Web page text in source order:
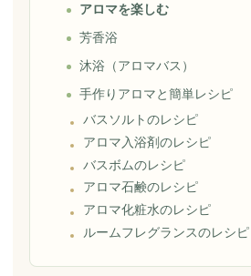
アロマを楽しむ
芳香浴
沐浴（アロマバス）
手作りアロマと簡単レシピ
バスソルトのレシピ
アロマ入浴剤のレシピ
バスボムのレシピ
アロマ石鹸のレシピ
アロマ化粧水のレシピ
ルームフレグランスのレシピ